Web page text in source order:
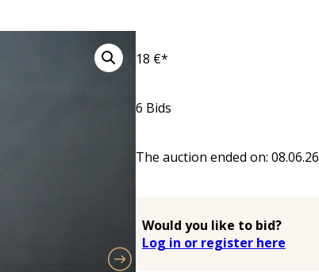
18 €*
6 Bids
The auction ended on: 08.06.26
Would you like to bid?
Log in or register here